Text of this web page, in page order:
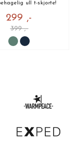
ull t-skjorte!
299 ,-
399 ,-